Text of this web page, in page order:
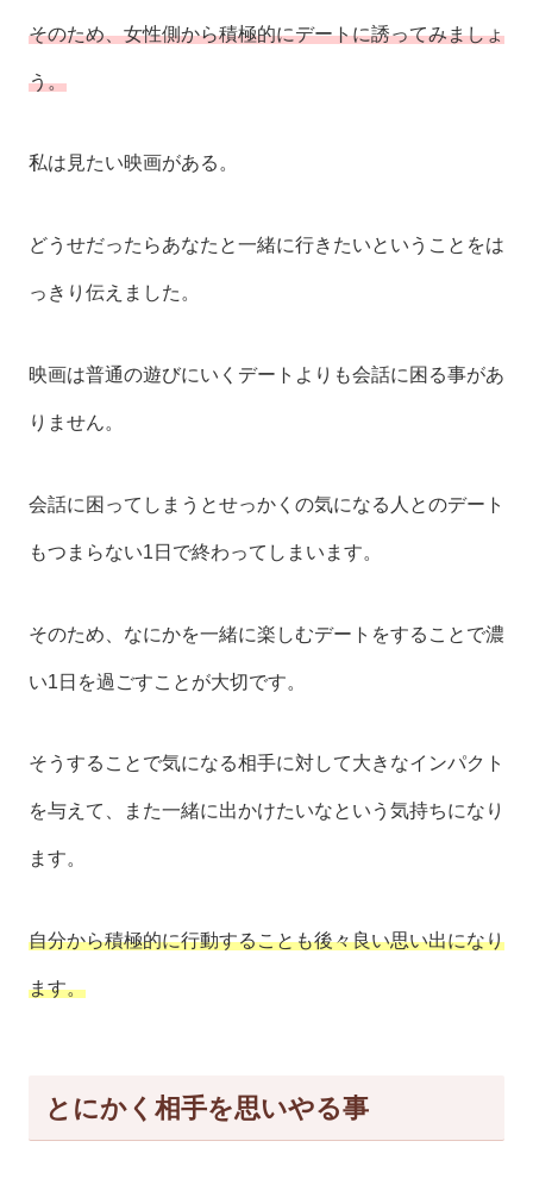
そのため、女性側から積極的にデートに誘ってみましょ
う。
私は見たい映画がある。
どうせだったらあなたと一緒に行きたいということをは
っきり伝えました。
映画は普通の遊びにいくデートよりも会話に困る事があ
りません。
会話に困ってしまうとせっかくの気になる人とのデート
もつまらない1日で終わってしまいます。
そのため、なにかを一緒に楽しむデートをすることで濃
い1日を過ごすことが大切です。
そうすることで気になる相手に対して大きなインパクト
を与えて、また一緒に出かけたいなという気持ちになり
ます。
自分から積極的に行動することも後々良い思い出になり
ます。
とにかく相手を思いやる事